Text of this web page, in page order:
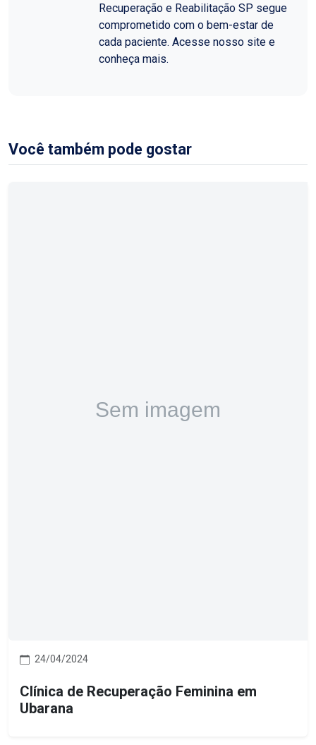
Recuperação e Reabilitação SP segue
comprometido com o bem-estar de
cada paciente. Acesse nosso site e
conheça mais.
Você também pode gostar
24/04/2024
Clínica de Recuperação Feminina em
Ubarana